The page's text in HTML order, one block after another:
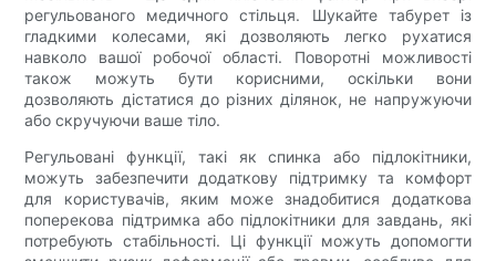
регульованого медичного стільця. Шукайте табурет із
гладкими колесами, які дозволяють легко рухатися
навколо вашої робочої області. Поворотні можливості
також можуть бути корисними, оскільки вони
дозволяють дістатися до різних ділянок, не напружуючи
або скручуючи ваше тіло.
Регульовані функції, такі як спинка або підлокітники,
можуть забезпечити додаткову підтримку та комфорт
для користувачів, яким може знадобитися додаткова
поперекова підтримка або підлокітники для завдань, які
потребують стабільності. Ці функції можуть допомогти